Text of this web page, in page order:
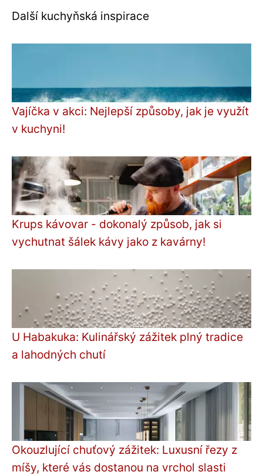
Další kuchyňská inspirace
Vajíčka v akci: Nejlepší způsoby, jak je využít
v kuchyni!
Krups kávovar - dokonalý způsob, jak si
vychutnat šálek kávy jako z kavárny!
U Habakuka: Kulinářský zážitek plný tradice
a lahodných chutí
Okouzlující chuťový zážitek: Luxusní řezy z
míšy, které vás dostanou na vrchol slasti